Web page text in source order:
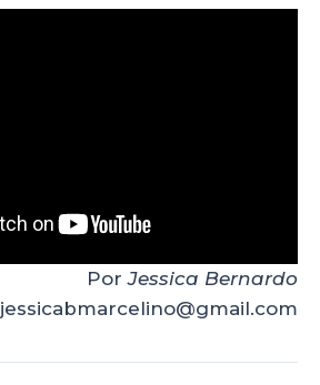
PorJessica Bernardo
jessicabmarcelino@gmail.com